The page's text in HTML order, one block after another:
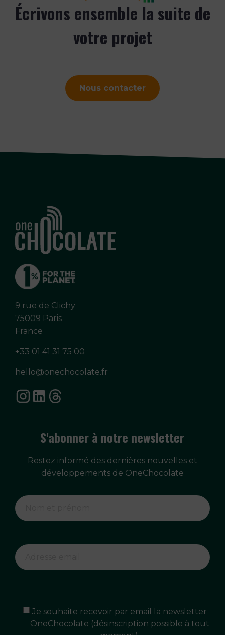
Écrivons ensemble la suite de
votre projet
Nous contacter
9 rue de Clichy
75009 Paris
France
+33 01 41 31 75 00
hello@onechocolate.fr
S'abonner à notre newsletter
Restez informé des dernières nouvelles et
développements de OneChocolate
Je souhaite recevoir par email la newsletter
OneChocolate (désinscription possible à tout